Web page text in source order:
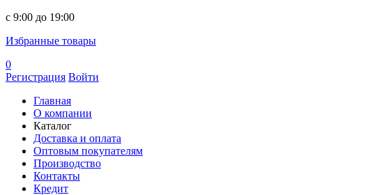
c 9:00 до 19:00
Избранные товары
0
Регистрация Войти
Главная
О компании
Каталог
Доставка и оплата
Оптовым покупателям
Производство
Контакты
Кредит